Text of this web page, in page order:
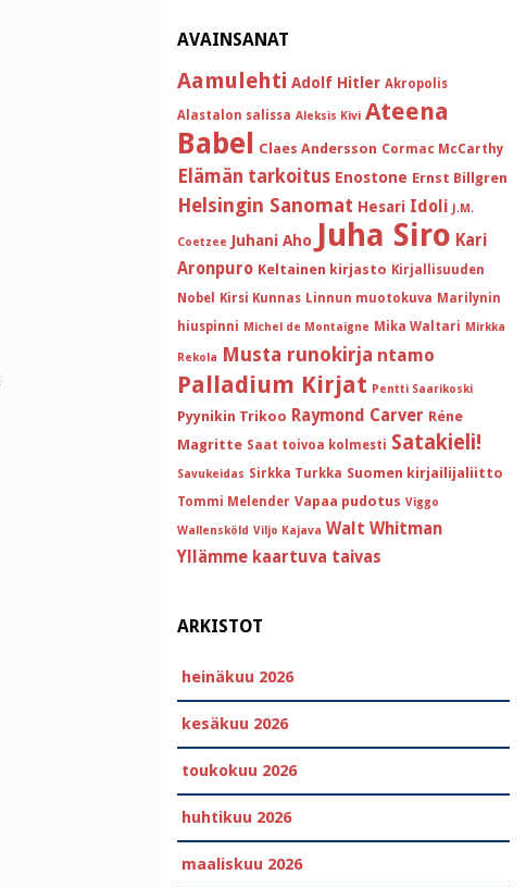
AVAINSANAT
Aamulehti Adolf Hitler Akropolis
Alastalon salissa Aleksis Kivi Ateena
Babel Claes Andersson Cormac McCarthy
Elämän tarkoitus Enostone Ernst Billgren
Helsingin Sanomat Hesari Idoli J.M.
Coetzee Juhani Aho Juha Siro Kari
Aronpuro Keltainen kirjasto Kirjallisuuden
Nobel
Kirsi Kunnas Linnun muotokuva Marilynin
hiuspinni Michel de Montaigne Mika Waltari Mirkka
Rekola Musta runokirja ntamo
Palladium Kirjat Pentti Saarikoski
Pyynikin Trikoo Raymond Carver Réne
Magritte Saat toivoa kolmesti Satakieli!
Savukeidas Sirkka Turkka Suomen kirjailijaliitto
Tommi Melender Vapaa pudotus Viggo
Wallensköld Viljo Kajava Walt Whitman
Yllämme kaartuva taivas
ARKISTOT
heinäkuu 2026
kesäkuu 2026
toukokuu 2026
huhtikuu 2026
maaliskuu 2026